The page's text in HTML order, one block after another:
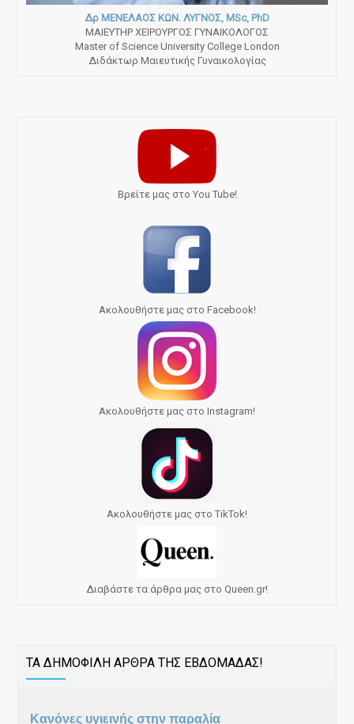
Δρ ΜΕΝΕΛΑΟΣ ΚΩΝ. ΛΥΓΝΟΣ, MSc, PhD
ΜΑΙΕΥΤΗΡ ΧΕΙΡΟΥΡΓΟΣ ΓΥΝΑΙΚΟΛΟΓΟΣ
Master of Science University College London
Διδάκτωρ Μαιευτικής Γυναικολογίας
Bρείτε μας στο You Tube!
Ακολουθήστε μας στο Facebook!
Ακολουθήστε μας στο Instagram!
Ακολουθήστε μας στο TikTok!
Διαβάστε τα άρθρα μας στο Queen.gr!
ΤΑ ΔΗΜΟΦΙΛΗ ΑΡΘΡΑ ΤΗΣ ΕΒΔΟΜΑΔΑΣ!
Κανόνες υγιεινής στην παραλία